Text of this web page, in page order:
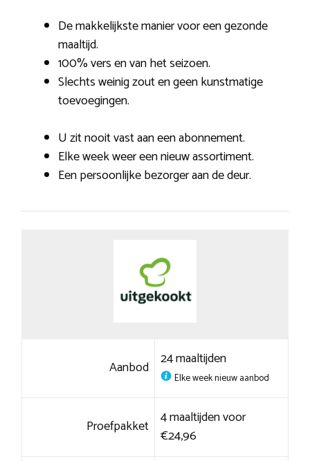
De makkelijkste manier voor een gezonde
maaltijd.
100% vers en van het seizoen.
Slechts weinig zout en geen kunstmatige
toevoegingen.
U zit nooit vast aan een abonnement.
Elke week weer een nieuw assortiment.
Een persoonlijke bezorger aan de deur.
Aanbod 24 maaltijden
Elke week nieuw aanbod
Proefpakket 4 maaltijden voor
€24,96